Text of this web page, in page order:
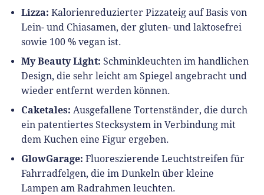
Lizza: Kalorienreduzierter Pizzateig auf Basis von
Lein- und Chiasamen, der gluten- und laktosefrei
sowie 100 % vegan ist.
My Beauty Light: Schminkleuchten im handlichen
Design, die sehr leicht am Spiegel angebracht und
wieder entfernt werden können.
Caketales: Ausgefallene Tortenständer, die durch
ein patentiertes Stecksystem in Verbindung mit
dem Kuchen eine Figur ergeben.
GlowGarage: Fluoreszierende Leuchtstreifen für
Fahrradfelgen, die im Dunkeln über kleine
Lampen am Radrahmen leuchten.